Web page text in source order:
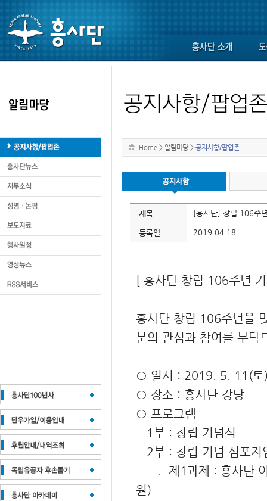
Home > 알림마당 > 공지사항/팝업존
제목 [흥사단] 창립 106주
등록일 2019.04.18
[ 흥사단 창립 106주년
흥사단 창립 106주년을
분의 관심과 참여를 부탁
○ 일시 : 2019. 5. 11(토
○ 장소 : 흥사단 강당
○ 프로그램
1부 : 창립 기념식
2부 : 창립 기념 심포지
-. 제1과제 : 흥사단 이
원)